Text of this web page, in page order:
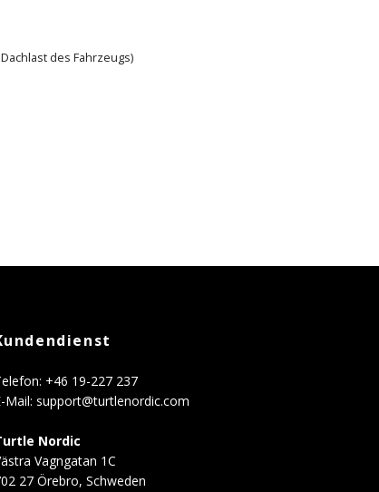
des Fahrzeugs)
+46 19-227 237
Mail: support@turtlenordic.com
Nordic
Vagngatan 1C
27 Örebro, Schweden